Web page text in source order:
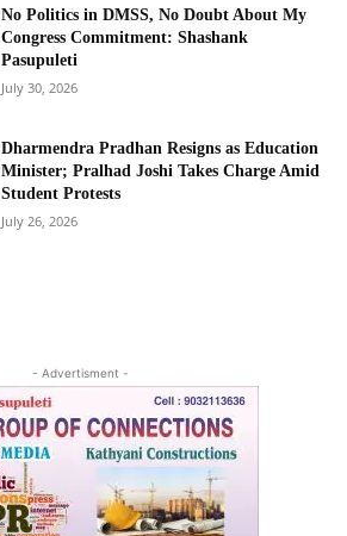
No Politics in DMSS, No Doubt About My
Congress Commitment: Shashank
Pasupuleti
July 30, 2026
Dharmendra Pradhan Resigns as Education
Minister; Pralhad Joshi Takes Charge Amid
Student Protests
July 26, 2026
- Advertisment -